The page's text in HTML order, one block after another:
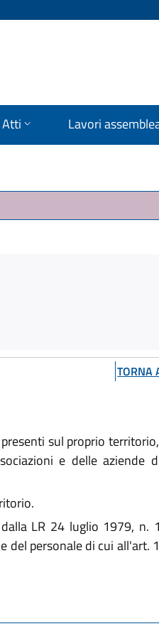
Lavori
TORNA
sul proprio
e delle aziende
LR 24 luglio 1979, n.
del personale di cui all'art.